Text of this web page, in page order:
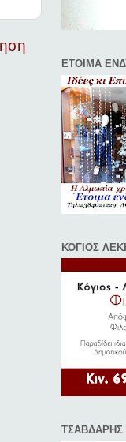
ΕΤΟΙΜΑ
ΚΟΓΙΟΣ
ΤΣΑΒΔΑΡΗΣ